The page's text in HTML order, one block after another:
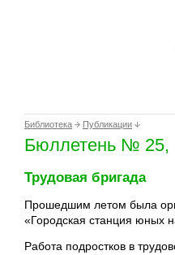
Библиотека Публикации
Бюллетень № 25,
Трудовая бригада
Прошедшим летом была
«Городская станция юных
Работа подростков в